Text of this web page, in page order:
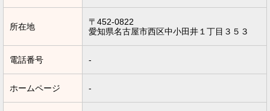
所在地
〒452-0822
愛知県名古屋市西区中小田井１丁目３５３
電話番号 -
ホームページ -